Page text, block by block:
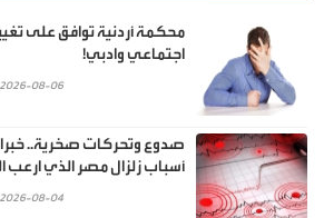
محكمة أردنية توافق على
اجتماعي وادبي!
2026-08-06
صدوع وتحركات صخرية..
أسباب زلزال مصر الذي ارعب
2026-08-04